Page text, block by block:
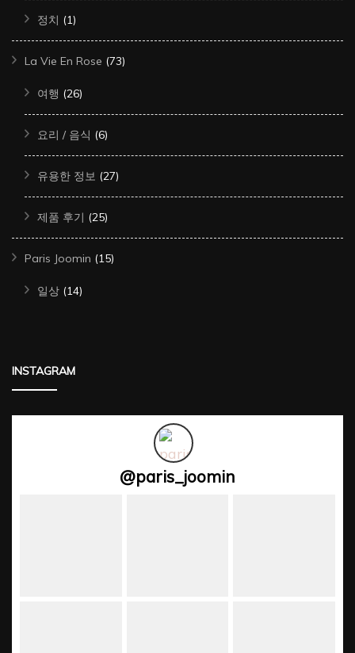
정치 (1)
La Vie En Rose (73)
여행 (26)
요리 / 음식 (6)
유용한 정보 (27)
제품 후기 (25)
Paris Joomin (15)
일상 (14)
INSTAGRAM
@paris_joomin